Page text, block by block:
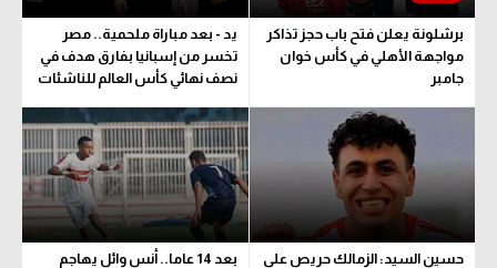
برشلونة يعلن فتح باب حجز تذاكر
مواجهة الأهلي في كأس خوان
جامبر
يد - بعد مباراة ملحمية.. مصر
تخسر من إسبانيا بفارق هدف في
نصف نهائي كأس العالم للناشئات
حسين السيد: الزمالك حريص على
بعد 14 عاما.. أنس وائل يهاجم